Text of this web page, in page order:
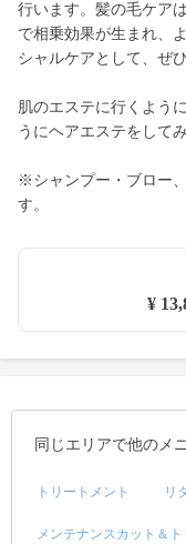
行います。髪の毛ケア
で相乗効果が生まれ、
シャルケアとして、ぜ
肌のエステに行くよう
うにヘアエステをして
※シャンプー・ブロー
す。
¥
同じエリアで他のメ
トリートメント リ
メンテナンスカット＆ト